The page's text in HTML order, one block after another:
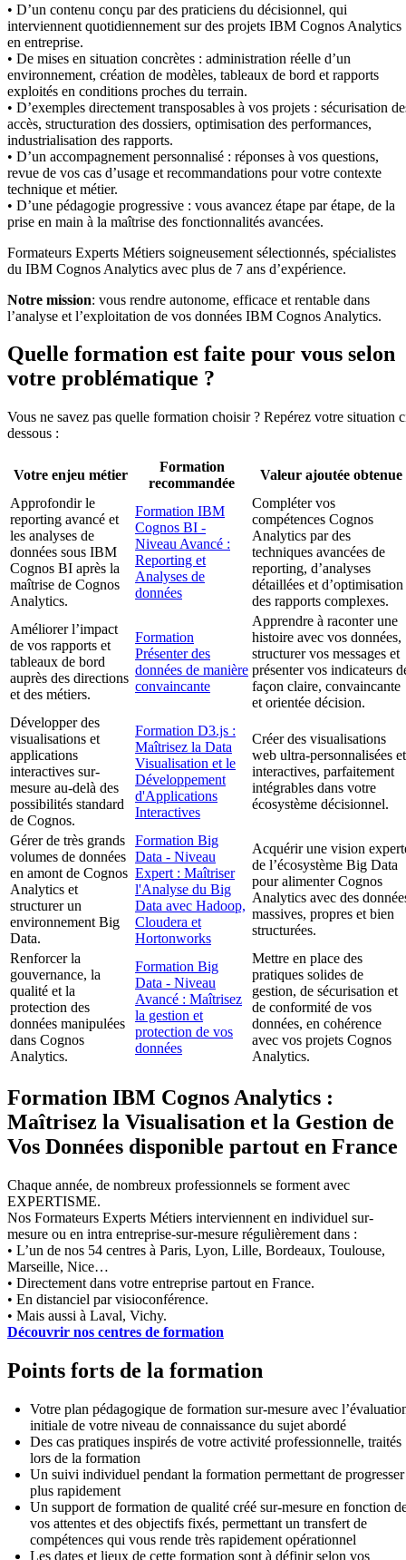
• D’un contenu conçu par des praticiens du décisionnel, qui
interviennent quotidiennement sur des projets IBM Cognos Analytics
en entreprise.
• De mises en situation concrètes : administration réelle d’un
environnement, création de modèles, tableaux de bord et rapports
exploités en conditions proches du terrain.
• D’exemples directement transposables à vos projets : sécurisation
accès, structuration des dossiers, optimisation des performances,
industrialisation des rapports.
• D’un accompagnement personnalisé : réponses à vos questions,
revue de vos cas d’usage et recommandations pour votre contexte
technique et métier.
• D’une pédagogie progressive : vous avancez étape par étape, de la
prise en main à la maîtrise des fonctionnalités avancées.
Formateurs Experts Métiers soigneusement sélectionnés, spécialistes
du IBM Cognos Analytics avec plus de 7 ans d’expérience.
Notre mission: vous rendre autonome, efficace et rentable dans
l’analyse et l’exploitation de vos données IBM Cognos Analytics.
Quelle formation est faite pour vous selon
votre problématique ?
Vous ne savez pas quelle formation choisir ? Repérez votre situation
dessous :
Votre enjeu métier
Formation
recommandée
Valeur ajoutée obtenue
Approfondir le
reporting avancé et
les analyses de
données sous IBM
Cognos BI après la
maîtrise de Cognos
Analytics.
Formation IBM
Cognos BI -
Niveau Avancé :
Reporting et
Analyses de
données
Compléter vos
compétences Cognos
Analytics par des
techniques avancées de
reporting, d’analyses
détaillées et d’optimisation
des rapports complexes.
Améliorer l’impact
de vos rapports et
tableaux de bord
auprès des directions
et des métiers.
Formation
Présenter des
données de manière
convaincante
Apprendre à raconter une
histoire avec vos données,
structurer vos messages et
présenter vos indicateurs
façon claire, convaincante
et orientée décision.
Développer des
visualisations et
applications
interactives sur-
mesure au-delà des
possibilités standard
de Cognos.
Formation D3.js :
Maîtrisez la Data
Visualisation et le
Développement
d'Applications
Interactives
Créer des visualisations
web ultra-personnalisées et
interactives, parfaitement
intégrables dans votre
écosystème décisionnel.
Gérer de très grands
volumes de données
en amont de Cognos
Analytics et
structurer un
environnement Big
Data.
Formation Big
Data - Niveau
Expert : Maîtriser
l'Analyse du Big
Data avec Hadoop,
Cloudera et
Hortonworks
Acquérir une vision
de l’écosystème Big Data
pour alimenter Cognos
Analytics avec des
massives, propres et bien
structurées.
Renforcer la
gouvernance, la
qualité et la
protection des
données manipulées
dans Cognos
Analytics.
Formation Big
Data - Niveau
Avancé : Maîtrisez
la gestion et
protection de vos
données
Mettre en place des
pratiques solides de
gestion, de sécurisation et
de conformité de vos
données, en cohérence
avec vos projets Cognos
Analytics.
Formation IBM Cognos Analytics :
Maîtrisez la Visualisation et la Gestion de
Vos Données disponible partout en France
Chaque année, de nombreux professionnels se forment avec
EXPERTISME.
Nos Formateurs Experts Métiers interviennent en individuel sur-
mesure ou en intra entreprise-sur-mesure régulièrement dans :
• L’un de nos 54 centres à Paris, Lyon, Lille, Bordeaux, Toulouse,
Marseille, Nice…
• Directement dans votre entreprise partout en France.
• En distanciel par visioconférence.
• Mais aussi à Laval, Vichy.
Découvrir nos centres de formation
Points forts de la formation
Votre plan pédagogique de formation sur-mesure avec
initiale de votre niveau de connaissance du sujet abordé
Des cas pratiques inspirés de votre activité professionnelle, traités
lors de la formation
Un suivi individuel pendant la formation permettant de progresser
plus rapidement
Un support de formation de qualité créé sur-mesure en fonction
vos attentes et des objectifs fixés, permettant un transfert de
compétences qui vous rende très rapidement opérationnel
Les dates et lieux de cette formation sont à définir selon vos